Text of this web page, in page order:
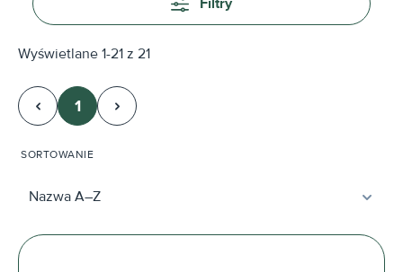
Filtry
Wyświetlane 1-21 z 21
Strona
1
SORTOWANIE